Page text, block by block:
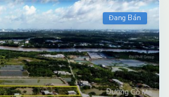
Đang Bán